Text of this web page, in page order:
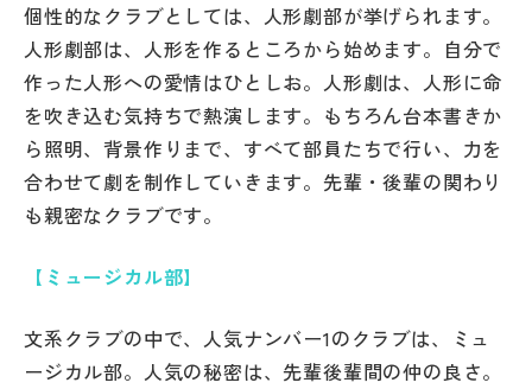
個性的なクラブとしては、人形劇部が挙げられます。
人形劇部は、人形を作るところから始めます。自分で
作った人形への愛情はひとしお。人形劇は、人形に命
を吹き込む気持ちで熱演します。もちろん台本書きか
ら照明、背景作りまで、すべて部員たちで行い、力を
合わせて劇を制作していきます。先輩・後輩の関わり
も親密なクラブです。
【ミュージカル部】
文系クラブの中で、人気ナンバー1のクラブは、ミュ
ージカル部。人気の秘密は、先輩後輩間の仲の良さ。